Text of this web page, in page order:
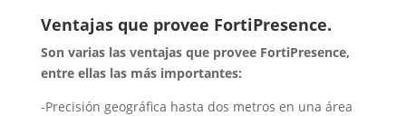
Ventajas que provee FortiPresence.
Son varias las ventajas que provee FortiPresence,
entre ellas las más importantes:
-Precisión geográfica hasta dos metros en una área